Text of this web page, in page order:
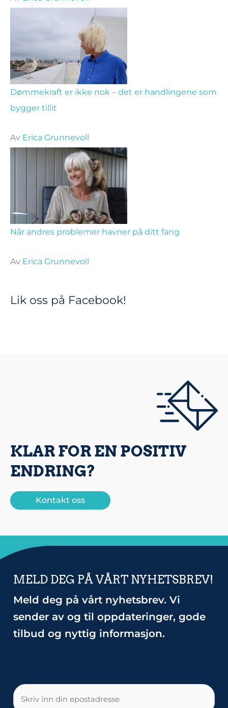
Dømmekraft er ikke nok – det er handlingene som
bygger tillit
Av Erica Grunnevoll
Når andres problemer havner på ditt fang
Av Erica Grunnevoll
Lik oss på Facebook!
KLAR FOR EN POSITIV
ENDRING?
Kontakt oss
MELD DEG PÅ VÅRT NYHETSBREV!
Meld deg på vårt nyhetsbrev. Vi
sender av og til oppdateringer, gode
tilbud og nyttig informasjon.
E-
post